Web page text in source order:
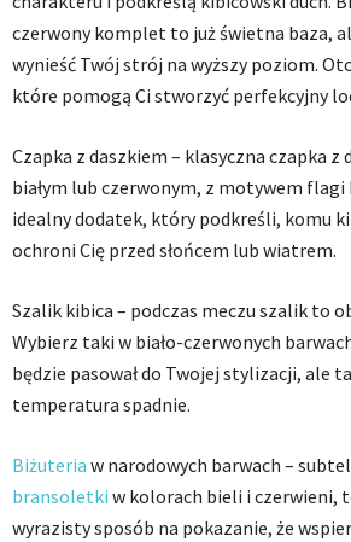
czerwony komplet to już świetna baza,
wynieść Twój strój na wyższy poziom.
które pomogą Ci stworzyć perfekcyjny
Czapka z daszkiem – klasyczna czapka z
białym lub czerwonym, z motywem flagi
idealny dodatek, który podkreśli, komu
ochroni Cię przed słońcem lub wiatrem.
Szalik kibica – podczas meczu szalik to
Wybierz taki w biało-czerwonych
będzie pasował do Twojej stylizacji, ale
temperatura spadnie.
Biżuteria w narodowych barwach –
bransoletki w kolorach bieli i czerwieni,
wyrazisty sposób na pokazanie, że